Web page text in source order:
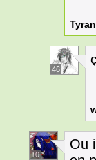
46
10
Ou